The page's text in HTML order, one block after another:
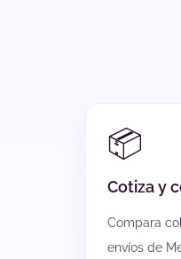
📦
Cotiza y
Compara
envíos de